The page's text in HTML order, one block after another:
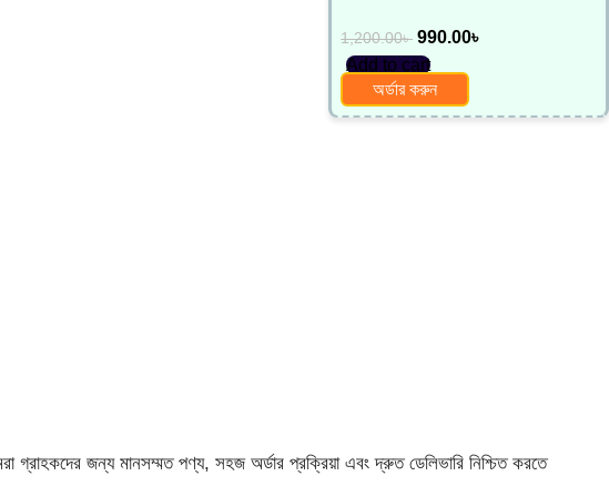
1,200.00৳ 990.00৳
Add to cart
অর্ডার করুন
গ্রাহকদের জন্য মানসম্মত পণ্য, সহজ অর্ডার প্রক্রিয়া এবং দ্রুত ডেলিভারি নিশ্চিত করতে